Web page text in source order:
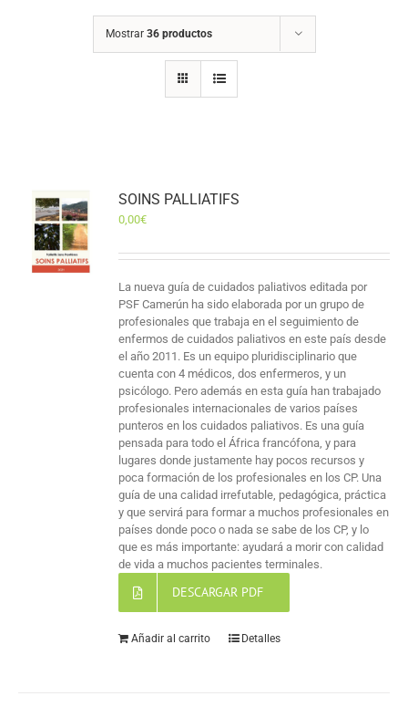
Mostrar 36 productos
SOINS PALLIATIFS
0,00€
La nueva guía de cuidados paliativos editada por
PSF Camerún ha sido elaborada por un grupo de
profesionales que trabaja en el seguimiento de
enfermos de cuidados paliativos en este país desde
el año 2011. Es un equipo pluridisciplinario que
cuenta con 4 médicos, dos enfermeros, y un
psicólogo. Pero además en esta guía han trabajado
profesionales internacionales de varios países
punteros en los cuidados paliativos. Es una guía
pensada para todo el África francófona, y para
lugares donde justamente hay pocos recursos y
poca formación de los profesionales en los CP. Una
guía de una calidad irrefutable, pedagógica, práctica
y que servirá para formar a muchos profesionales en
países donde poco o nada se sabe de los CP, y lo
que es más importante: ayudará a morir con calidad
de vida a muchos pacientes terminales.
DESCARGAR PDF
Añadir al carrito Detalles